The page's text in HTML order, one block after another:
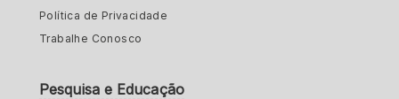
Política de Privacidade
Trabalhe Conosco
Pesquisa e Educação